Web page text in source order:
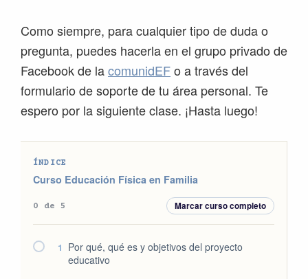
Como siempre, para cualquier tipo de duda o
pregunta, puedes hacerla en el grupo privado de
Facebook de lacomunidEFo a través del
formulario de soporte de tu área personal. Te
espero por la siguiente clase. ¡Hasta luego!
ÍNDICE
Curso Educación Física en Familia
0 de 5 Marcar curso completo
1
Por qué, qué es y objetivos del proyecto
educativo